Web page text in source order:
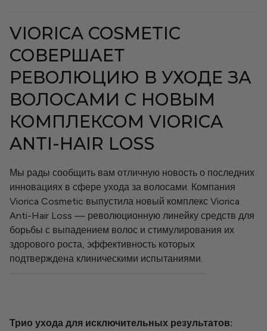
Cosmeplant
Солнцезащитный крем
Situationship
Наборы
VIORICA COSMETIC
СОВЕРШАЕТ
РЕВОЛЮЦИЮ В УХОДЕ ЗА
ВОЛОСАМИ С НОВЫМ
КОМПЛЕКСОМ VIORICA
ANTI-HAIR LOSS
Мы рады сообщить вам отличную новость о последних
инновациях в сфере ухода за волосами. Компания
Viorica Cosmetic выпустила новый комплекс Viorica
Anti-Hair Loss — революционную линейку средств для
борьбы с выпадением волос и стимулирования их
здорового роста, эффективность которых
подтверждена клиническими испытаниями.
Трио ухода для исключительных результатов: